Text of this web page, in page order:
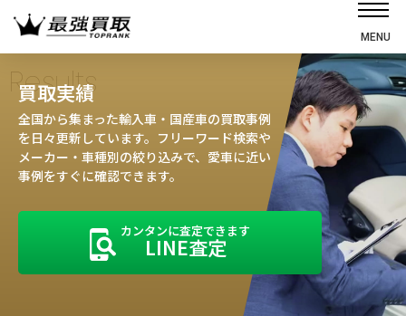
MENU
選ばれる理由
高価買取の仕組み
売却の流れ
お客様の声
Results
買取実績
全国から集まった輸入車・国産車の買取事例
を日々更新しています。フリーワード検索や
メーカー・車種別の絞り込みで、愛車に近い
事例をすぐに確認できます。
カンタンに査定できます
LINE査定